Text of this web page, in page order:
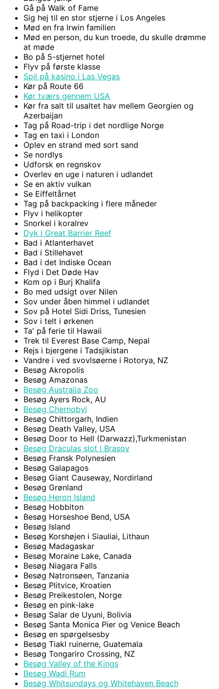
Gå på Walk of Fame
Sig hej til en stor stjerne i Los Angeles
Mød en fra Irwin familien
Mød en person, du kun troede, du skulle drømme
at møde
Bo på 5-stjernet hotel
Flyv på første klasse
Spil på kasino i Las Vegas
Kør på Route 66
Kør tværs gennem USA
Kør fra salt til usaltet hav mellem Georgien og
Azerbaijan
Tag på Road-trip i det nordlige Norge
Tag en taxi i London
Oplev en strand med sort sand
Se nordlys
Udforsk en regnskov
Overlev en uge i naturen i udlandet
Se en aktiv vulkan
Se Eiffeltårnet
Tag på backpacking i flere måneder
Flyv i helikopter
Snorkel i koralrev
Dyk i Great Barrier Reef
Bad i Atlanterhavet
Bad i Stillehavet
Bad i det Indiske Ocean
Flyd i Det Døde Hav
Kom op i Burj Khalifa
Bo med udsigt over Nilen
Sov under åben himmel i udlandet
Sov på Hotel Sidi Driss, Tunesien
Sov i telt i ørkenen
Ta' på ferie til Hawaii
Trek til Everest Base Camp, Nepal
Rejs i bjergene i Tadsjikistan
Vandre i ved svovlsøerne i Rotorya, NZ
Besøg Akropolis
Besøg Amazonas
Besøg Australia Zoo
Besøg Ayers Rock, AU
Besøg Chernobyl
Besøg Chittorgarh, Indien
Besøg Death Valley, USA
Besøg Door to Hell (Darwazz),Turkmenistan
Besøg Draculas slot i Brasov
Besøg Fransk Polynesien
Besøg Galapagos
Besøg Giant Causeway, Nordirland
Besøg Grønland
Besøg Heron Island
Besøg Hobbiton
Besøg Horseshoe Bend, USA
Besøg Island
Besøg Korshøjen i Siauliai, Lithaun
Besøg Madagaskar
Besøg Moraine Lake, Canada
Besøg Niagara Falls
Besøg Natronsøen, Tanzania
Besøg Plitvice, Kroatien
Besøg Preikestolen, Norge
Besøg en pink-lake
Besøg Salar de Uyuni, Bolivia
Besøg Santa Monica Pier og Venice Beach
Besøg en spørgelsesby
Besøg Tiakl ruinerne, Guatemala
Besøg Tongariro Crossing, NZ
Besøg Valley of the Kings
Besøg Wadi Rum
Besøg Whitsundays og Whitehaven Beach